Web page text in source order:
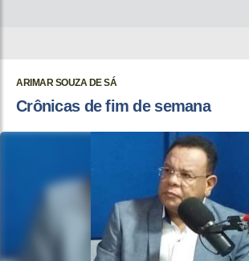
ARIMAR SOUZA DE SÁ
Crônicas de fim de semana